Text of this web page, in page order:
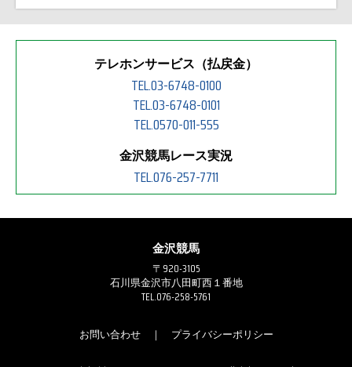
テレホンサービス（払戻金）
TEL.03-6748-0100
TEL.03-6748-0101
TEL.0570-011-555
金沢競馬レース実況
TEL.076-257-7711
金沢競馬
〒920-3105
石川県金沢市八田町西１番地
TEL.076-258-5761
お問い合わせ｜ プライバシーポリシー